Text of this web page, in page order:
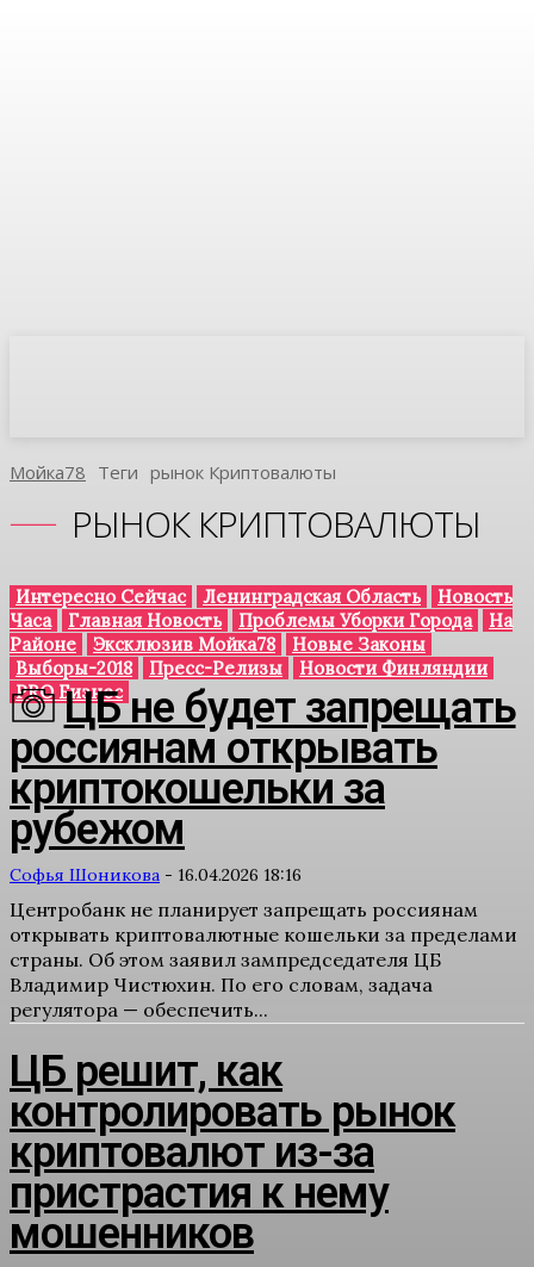
Мойка78 Теги Рынок Криптовалюты
РЫНОК КРИПТОВАЛЮТЫ
Интересно Сейчас Ленинградская Область
Новость
Часа
Главная Новость Проблемы Уборки Города
На
Районе
Эксклюзив Мойка78
Новые Законы
Выборы-2018
Пресс-Релизы
Новости Финляндии
PRO Бизнес
ЦБ не будет запрещать
россиянам открывать
криптокошельки за
рубежом
Софья Шоникова - 16.04.2026 18:16
Центробанк не планирует запрещать россиянам
открывать криптовалютные кошельки за пределами
страны. Об этом заявил зампредседателя ЦБ
Владимир Чистюхин. По его словам, задача
регулятора — обеспечить...
ЦБ решит, как
контролировать рынок
криптовалют из-за
пристрастия к нему
мошенников